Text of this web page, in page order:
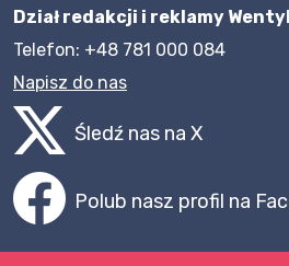
Dział redakcji i reklamy
Telefon: +48 781 000 084
Napisz do nas
Śledź nas na X
Polub nasz profil na